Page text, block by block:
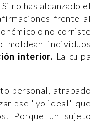
Si no has alcanzado el
frente al
o no corriste
moldean individuos
interior. La culpa
personal, atrapado
ese "yo ideal" que
Porque un sujeto